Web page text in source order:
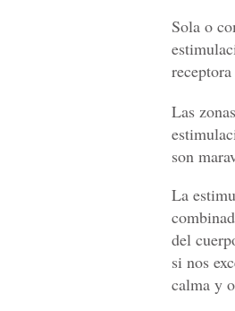
Sola o
receptora
Las
son
La
del
si nos
calma y